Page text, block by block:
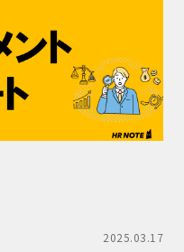
2025.03.17